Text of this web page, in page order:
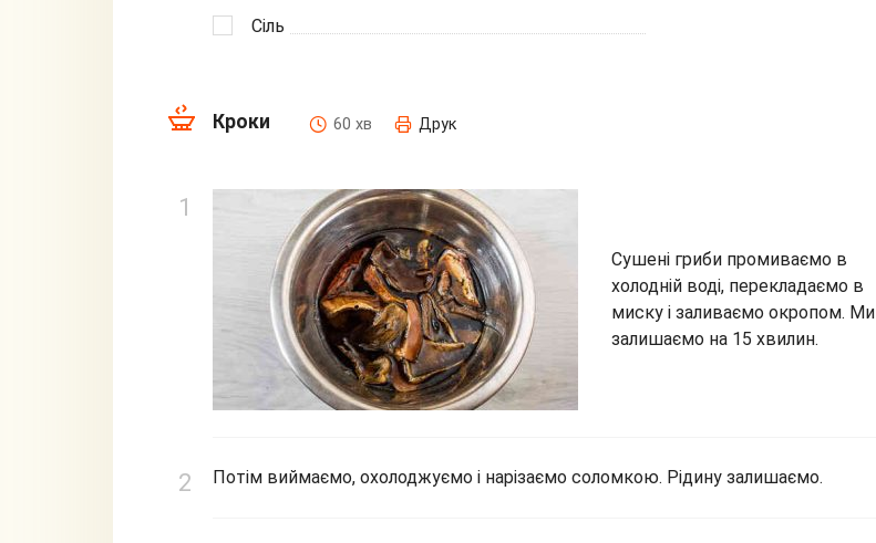
Сіль
Кроки 60 хв Друк
Сушені гриби промиваємо в
холодній воді, перекладаємо в
миску і заливаємо окропом. Ми
залишаємо на 15 хвилин.
Потім виймаємо, охолоджуємо і нарізаємо соломкою. Рідину залишаємо.